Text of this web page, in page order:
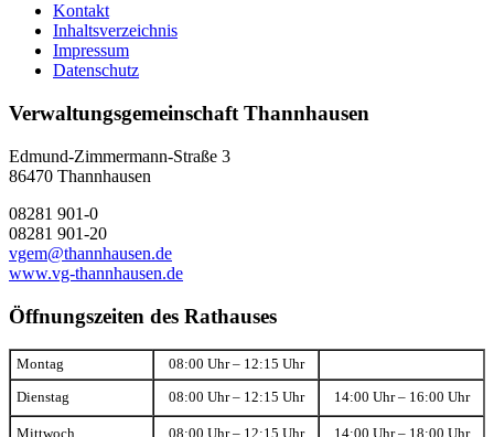
Kontakt
Inhaltsverzeichnis
Impressum
Datenschutz
Verwaltungsgemeinschaft Thannhausen
Edmund-Zimmermann-Straße 3
86470 Thannhausen
08281 901-0
08281 901-20
vgem@thannhausen.de
www.vg-thannhausen.de
Öffnungszeiten des Rathauses
Montag 08:00 Uhr – 12:15 Uhr
Dienstag 08:00 Uhr – 12:15 Uhr 14:00 Uhr – 16:00 Uhr